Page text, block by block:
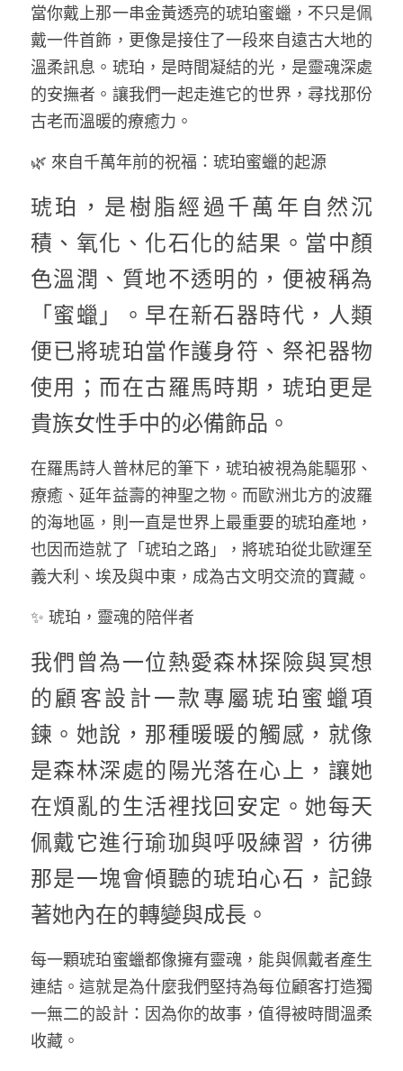
當你戴上那一串金黃透亮的琥珀蜜蠟，不只是佩
戴一件首飾，更像是接住了一段來自遠古大地的
溫柔訊息。琥珀，是時間凝結的光，是靈魂深處
的安撫者。讓我們一起走進它的世界，尋找那份
古老而溫暖的療癒力。
🌿 來自千萬年前的祝福：琥珀蜜蠟的起源
琥珀，是樹脂經過千萬年自然沉
積、氧化、化石化的結果。當中顏
色溫潤、質地不透明的，便被稱為
「蜜蠟」。早在新石器時代，人類
便已將琥珀當作護身符、祭祀器物
使用；而在古羅馬時期，琥珀更是
貴族女性手中的必備飾品。
在羅馬詩人普林尼的筆下，琥珀被視為能驅邪、
療癒、延年益壽的神聖之物。而歐洲北方的波羅
的海地區，則一直是世界上最重要的琥珀產地，
也因而造就了「琥珀之路」，將琥珀從北歐運至
義大利、埃及與中東，成為古文明交流的寶藏。
✨ 琥珀，靈魂的陪伴者
我們曾為一位熱愛森林探險與冥想
的顧客設計一款專屬琥珀蜜蠟項
鍊。她說，那種暖暖的觸感，就像
是森林深處的陽光落在心上，讓她
在煩亂的生活裡找回安定。她每天
佩戴它進行瑜珈與呼吸練習，彷彿
那是一塊會傾聽的琥珀心石，記錄
著她內在的轉變與成長。
每一顆琥珀蜜蠟都像擁有靈魂，能與佩戴者產生
連結。這就是為什麼我們堅持為每位顧客打造獨
一無二的設計：因為你的故事，值得被時間溫柔
收藏。